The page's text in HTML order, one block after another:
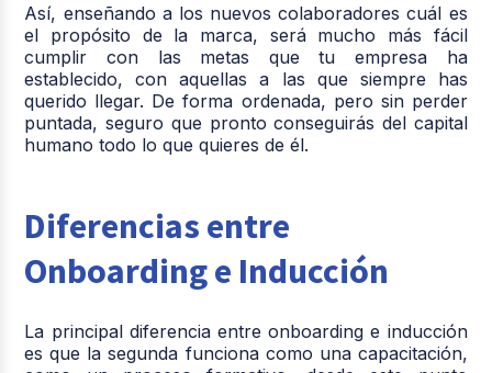
Así, enseñando a los nuevos colaboradores cuál es
el propósito de la marca, será mucho más fácil
cumplir con las metas que tu empresa ha
establecido, con aquellas a las que siempre has
querido llegar. De forma ordenada, pero sin perder
puntada, seguro que pronto conseguirás del capital
humano todo lo que quieres de él.
Diferencias entre
Onboarding e Inducción
La principal diferencia entre onboarding e inducción
es que la segunda funciona como una capacitación,